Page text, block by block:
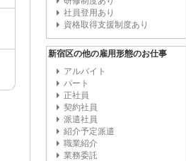
社員登用あり
資格取得支援制度あり
新宿区の他の雇用形態のお仕事
アルバイト
パート
正社員
契約社員
派遣社員
紹介予定派遣
職業紹介
業務委託